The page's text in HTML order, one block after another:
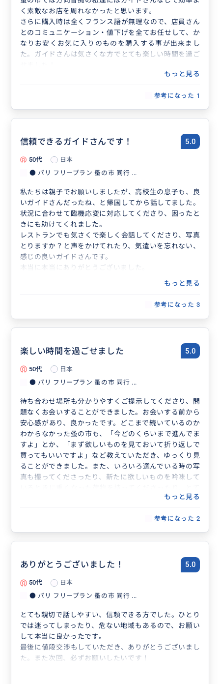
く素敵なお店を周れなかったと思います。
さらに購入時は全くフランス語が無理なので、店員さん
とのコミュニケーション・値下げを全てお任せして、か
なりお安くお気に入りのものを購入する事が出来まし
た。ガイドさんは気さくな方でとても楽しい時間を過ご
もっと見る
参考になった 1
信頼できるガイドさんです！ 5.0
50代
日本
● パリ フリープラン 蚤の市 同行 ...
私たちは親子でお願いしましたが、高校生の息子も、良
いガイドさんだったね、と帰国してから話してました。
状況に合わせて臨機応変に対応してくださり、困ったと
きにも助けてくれました。
レストランでも気さくで楽しく会話してくださり、写真
とりますか？と声をかけてれたり、気遣いを忘れない、
感じの良いガイドさんです。
本当に本当にありがとうございました。
もっと見る
参考になった 3
楽しい時間を過ごせました 5.0
50代
日本
● パリ フリープラン 蚤の市 同行 ...
待ち合わせ場所も分かりやすくご提示してくださり、問
題なくお会いすることができました。お会いする前から
安心感があり、良かったです。どこまで続いているのか
わからなかった蚤の市も、「今どのくらいまで進んでま
すよ」とか、「まず欲しいものを見ておいて折り返しで
買ってもいいですよ」など教えていただき、ゆっくり見
ることができました。また、いろいろ選んでいる時の写
真も撮ってくださったり、新たに欲しいものを吟味して
も優しくご親切にしていただきました。値切り交渉もし
もっと見る
参考になった 2
ありがとうございました！ 5.0
50代
日本
● パリ フリープラン 蚤の市 同行 ...
とても親切で話しやすい、信頼できる方でした。ひとり
では迷ってしまったり、危ない地域もあるので、お願い
して本当に良かったです。
最後に値段交渉もしていただき、ありがとうございまし
た。また次回、必ずお願いしたいです！